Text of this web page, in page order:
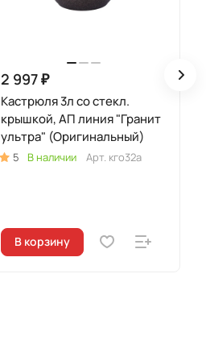
2 997 ₽
Кастрюля 3л со стекл.
крышкой, АП линия "Гранит
ультра" (Оригинальный)
5 В наличии Арт. кго32а
В корзину